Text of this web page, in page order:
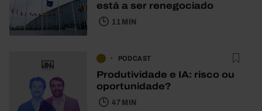
está a ser renegociado
11 MIN
PODCAST
Produtividade e IA: risco ou
oportunidade?
47 MIN